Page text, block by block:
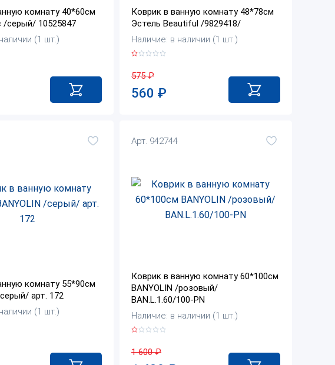
комнату 40*60см
/серый/ 10525847
(1 шт.)
Коврик в ванную комнату 48*78см
Эстель Beautiful /9829418/
Наличие: в наличии (1 шт.)
575₽
560 ₽
комнату 55*90см
арт. 172
(1 шт.)
Арт. 942744
Коврик в ванную комнату 60*100см
BANYOLIN /розовый/
BAN.L.1.60/100-PN
Наличие: в наличии (1 шт.)
1 600₽